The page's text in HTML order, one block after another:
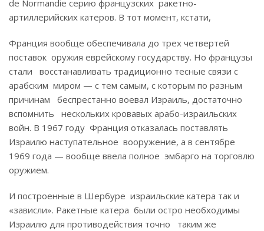
de Normandie серию французских ракетно-
артиллерийских катеров. В тот момент, кстати,
Франция вообще обеспечивала до трех четвертей
поставок оружия еврейскому государству. Но французы
стали восстанавливать традиционно тесные связи с
арабским миром — с тем самым, с которым по разным
причинам беспрестанно воевал Израиль, достаточно
вспомнить нескольких кровавых арабо-израильских
войн. В 1967 году Франция отказалась поставлять
Израилю наступательное вооружение, а в сентябре
1969 года — вообще ввела полное эмбарго на торговлю
оружием.
И построенные в Шербуре израильские катера так и
«зависли». Ракетные катера были остро необходимы
Израилю для противодействия точно таким же